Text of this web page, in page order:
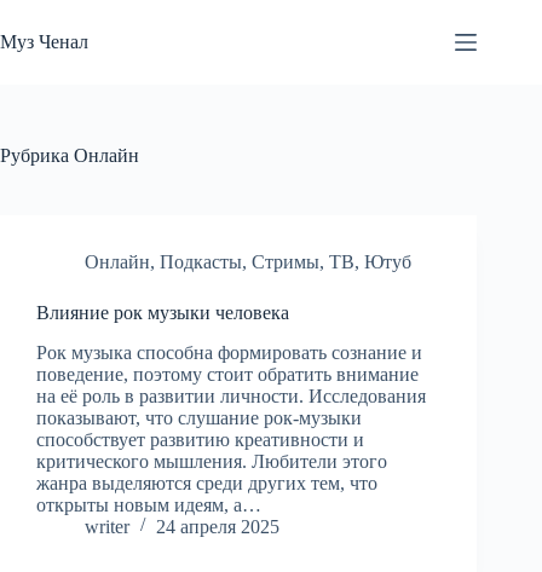
к
сути
Муз Ченал
Рубрика Онлайн
Онлайн, Подкасты, Стримы, ТВ, Ютуб
Влияние рок музыки человека
Рок музыка способна формировать сознание и
поведение, поэтому стоит обратить внимание
на её роль в развитии личности. Исследования
показывают, что слушание рок-музыки
способствует развитию креативности и
критического мышления. Любители этого
жанра выделяются среди других тем, что
открыты новым идеям, а…
writer
24 апреля 2025